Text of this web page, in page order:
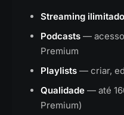
Streaming ilimitado
Podcasts —
Premium
Playlists — criar,
Qualidade — até
Premium)